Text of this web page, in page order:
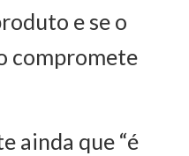
e se o
compromete
ainda que “é